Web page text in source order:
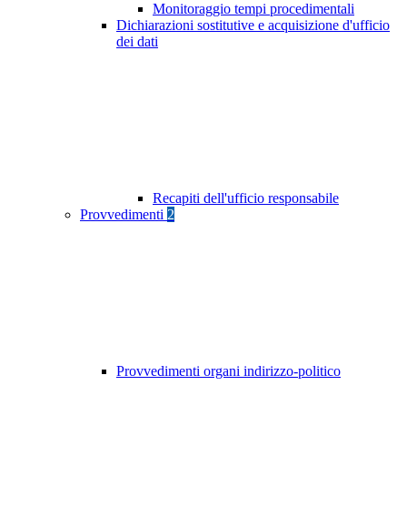
Monitoraggio tempi procedimentali
Dichiarazioni sostitutive e acquisizione d'ufficio
dei dati
Recapiti dell'ufficio responsabile
Provvedimenti 2
Provvedimenti organi indirizzo-politico